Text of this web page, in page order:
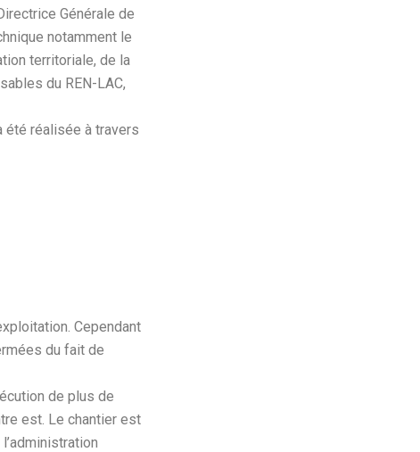
Générale de
notamment le
territoriale, de la
du REN-LAC,
été réalisée à travers
Cependant
du fait de
de plus de
est. Le chantier est